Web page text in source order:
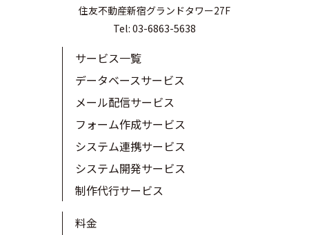
住友不動産新宿グランドタワー27F
Tel: 03-6863-5638
サービス一覧
データベースサービス
メール配信サービス
フォーム作成サービス
システム連携サービス
システム開発サービス
制作代行サービス
料金